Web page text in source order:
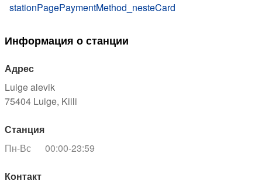
stationPagePaymentMethod_nesteCard
Информация о станции
Адрес
Luige alevik
75404 Luige, Kiili
Станция
Пн-Вс
00:00-23:59
Контакт